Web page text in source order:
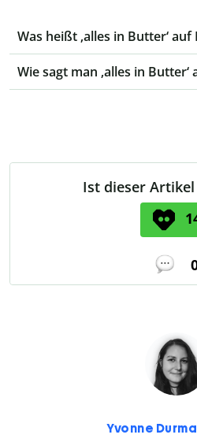
Was heißt ‚alles in Butter‘ auf
Wie sagt man ‚alles in Butter‘
Ist dieser
Yvonne